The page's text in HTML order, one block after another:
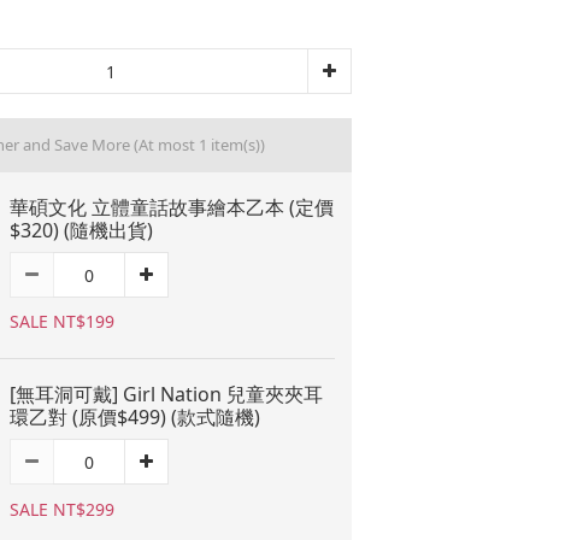
and Save More(At most 1 item(s))
華碩文化 立體童話故事繪本乙本 (定價
$320) (隨機出貨)
SALE NT$199
[無耳洞可戴] Girl Nation 兒童夾夾耳
環乙對 (原價$499) (款式隨機)
SALE NT$299